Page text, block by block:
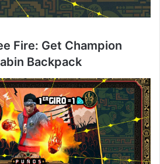
Fire: Get Champion
Backpack